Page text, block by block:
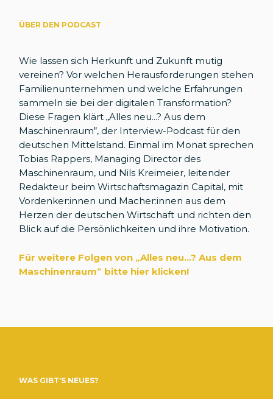
ÜBER DEN PODCAST
Wie lassen sich Herkunft und Zukunft mutig
vereinen? Vor welchen Herausforderungen stehen
Familienunternehmen und welche Erfahrungen
sammeln sie bei der digitalen Transformation?
Diese Fragen klärt „Alles neu...? Aus dem
Maschinenraum”, der Interview-Podcast für den
deutschen Mittelstand. Einmal im Monat sprechen
Tobias Rappers, Managing Director des
Maschinenraum, und Nils Kreimeier, leitender
Redakteur beim Wirtschaftsmagazin Capital, mit
Vordenker:innen und Macher:innen aus dem
Herzen der deutschen Wirtschaft und richten den
Blick auf die Persönlichkeiten und ihre Motivation.
Für weitere Folgen von „Alles neu...? Aus dem
Maschinenraum“ bitte hier klicken!
WAS GIBT’S NEUES?